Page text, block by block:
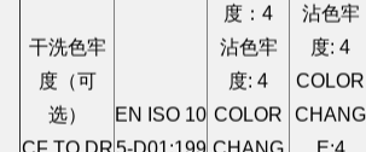
干洗色牢
度（可
选）
EN ISO 10
变色牢
度：4
沾色牢
度: 4
COLOR
度：4
沾色牢
度: 4
COLOR
CHANG